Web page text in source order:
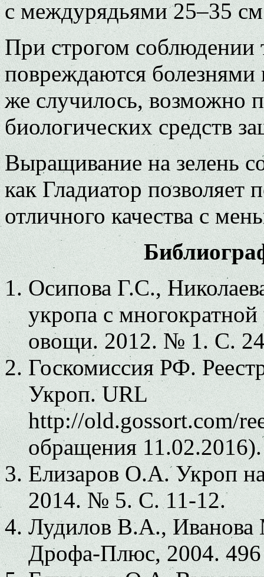
с междурядьями 25–35
При строгом соблюдении
повреждаются болезнями
же случилось, возможно
биологических средств
Выращивание на зелень
как Гладиатор позволяет
отличного качества с
Осипова Г.С.,
укропа с
овощи. 2012. № 1. С.
Госкомиссия РФ.
Укроп. URL
http://old.gossort.com/
обращения 11.02.2016).
Елизаров О.А. Укроп
2014. № 5. С. 11-12.
Лудилов В.А.,
Дрофа-Плюс, 2004. 496